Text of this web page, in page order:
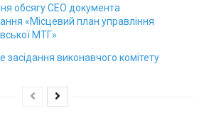
обсягу СЕО документа
«Місцевий план управління
МТГ»
засідання виконавчого комітету